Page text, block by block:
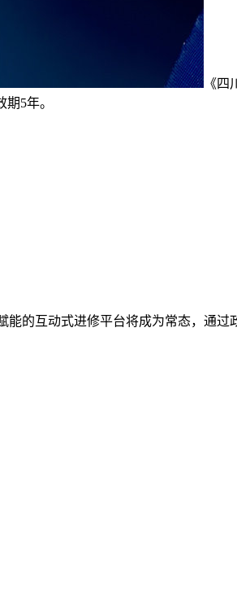
《
5年。
的互动式进修平台将成为常态，通